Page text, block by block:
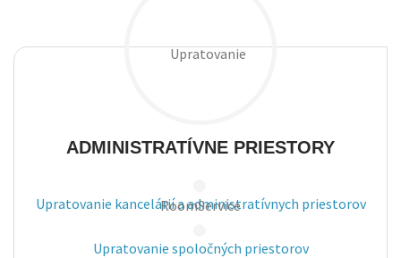
ADMINISTRATÍVNE PRIESTORY
Upratovanie kancelárií a administratívnych priestorov
Upratovanie spoločných priestorov